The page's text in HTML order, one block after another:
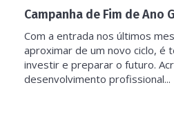
Campanha de Fim de Ano
Com a entrada nos últimos
aproximar de um novo ciclo, é
investir e preparar o futuro.
desenvolvimento profissional...